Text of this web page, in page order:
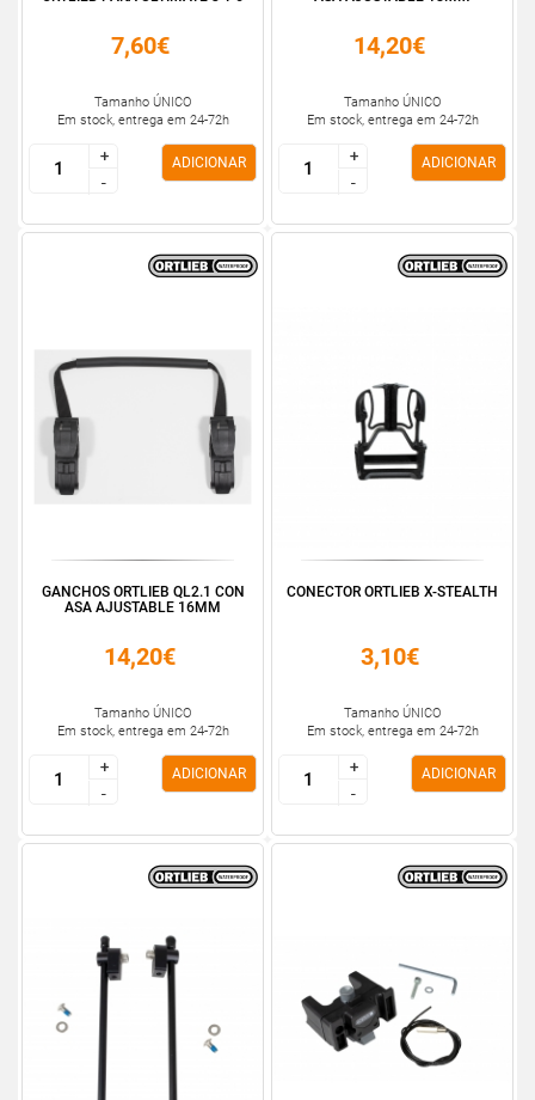
7,60€
Tamanho ÚNICO
Em stock, entrega em 24-72h
+
-
+
-
ADICIONAR
14,20€
Tamanho ÚNICO
Em stock, entrega em 24-72h
+
-
+
-
ADICIONAR
GANCHOS ORTLIEB QL2.1 CON
ASA AJUSTABLE 16MM
14,20€
Tamanho ÚNICO
Em stock, entrega em 24-72h
+
-
+
-
ADICIONAR
CONECTOR ORTLIEB X-STEALTH
3,10€
Tamanho ÚNICO
Em stock, entrega em 24-72h
+
-
+
-
ADICIONAR